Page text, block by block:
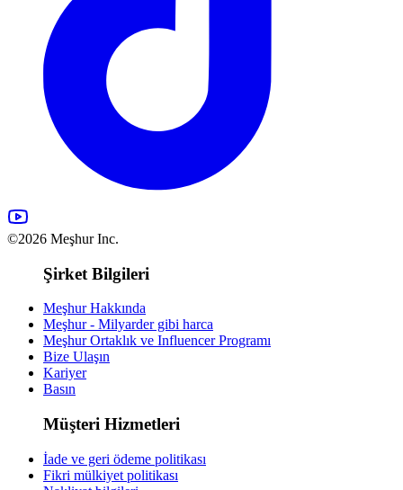
©2026 Meşhur Inc.
Şirket Bilgileri
Meşhur Hakkında
Meşhur - Milyarder gibi harca
Meşhur Ortaklık ve Influencer Programı
Bize Ulaşın
Kariyer
Basın
Müşteri Hizmetleri
İade ve geri ödeme politikası
Fikri mülkiyet politikası